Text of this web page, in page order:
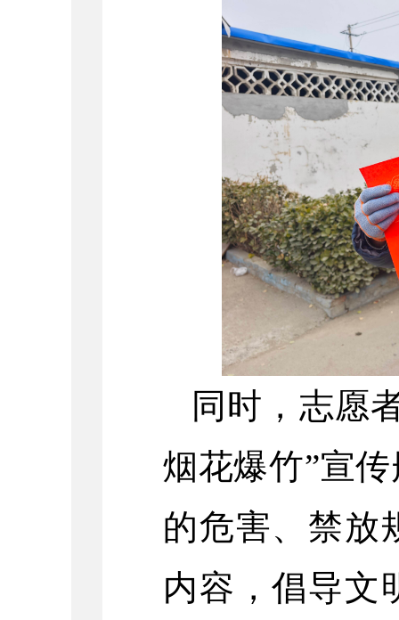
同时，志愿
烟花爆竹”宣
的危害、禁放
内容，倡导文